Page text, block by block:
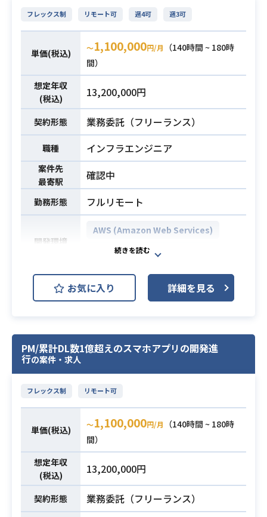
フレックス制 リモート可 週4可 週3可
単価(税込) 〜1,100,000円/月
（140時間 ~ 180時
間）
想定年収
(税込)
13,200,000円
契約形態 業務委託（フリーランス）
職種 インフラエンジニア
案件先
最寄駅
確認中
勤務形態 フルリモート
開発環境
AWS (Amazon Web Services)
GCP (Google Cloud Platform)
業務内容
事業拡大に伴う体制強化として、一
般消費者向けの各種サービスを支え
クラウド基盤を活用し、プラットフ
ォームの安定稼働と成長を基盤から
支える役割です。
【仕事内容】
・ファン向けコミュニティサイトに
おけるインフラ基盤の設計および構
・システムの安定稼働に向けた運用
および保守業務全般
※詳細は面談時にお伝えします。
お気に入り 詳細を見る
PM/累計DL数1億超えのスマホアプリの開発進
行の案件・求人
フレックス制 リモート可
単価(税込) 〜1,100,000円/月
（140時間 ~ 180時
間）
想定年収
(税込)
13,200,000円
契約形態 業務委託（フリーランス）